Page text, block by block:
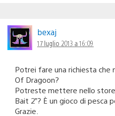
bexaj
17 luglio 2013 a 16:09
Potrei fare una richiesta che
Of Dragoon?
Potreste mettere nello store
Bait 2”? È un gioco di pesca
Grazie.